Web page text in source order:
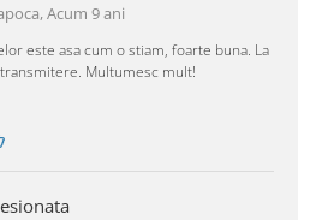
Acum 9 ani
este asa cum o stiam, foarte buna. La
Multumesc mult!